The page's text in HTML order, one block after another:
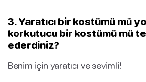
3. Yaratıcı bir kostümü mü
korkutucu bir kostümü mü
ederdiniz?
Benim için yaratıcı ve sevimli!